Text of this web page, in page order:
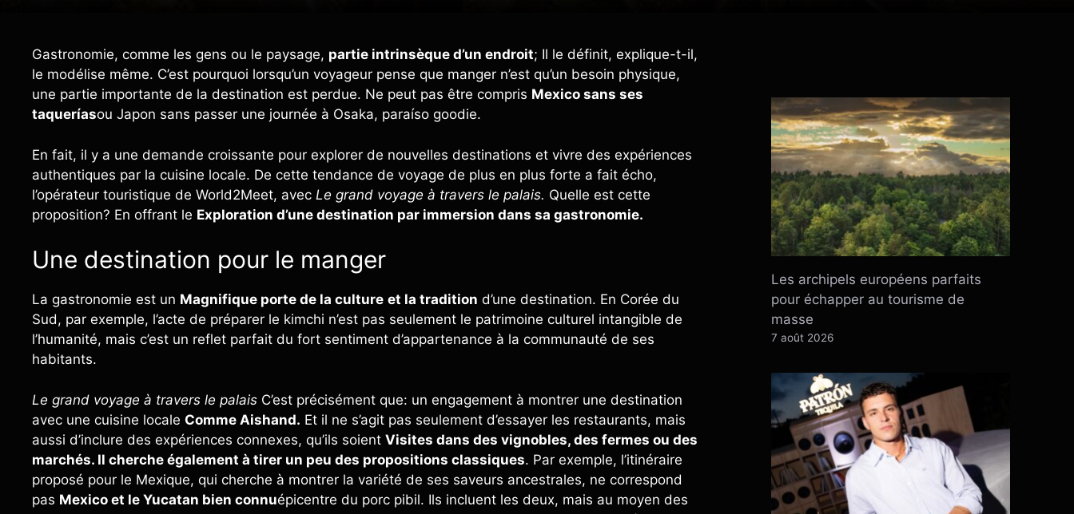
Gastronomie, comme les gens ou le paysage, partie intrinsèque d’un endroit; Il le définit, explique-t-il,
le modélise même. C’est pourquoi lorsqu’un voyageur pense que manger n’est qu’un besoin physique,
une partie importante de la destination est perdue. Ne peut pas être compris Mexico sans ses
taqueríasou Japon sans passer une journée à Osaka, paraíso goodie.
En fait, il y a une demande croissante pour explorer de nouvelles destinations et vivre des expériences
authentiques par la cuisine locale. De cette tendance de voyage de plus en plus forte a fait écho,
l’opérateur touristique de World2Meet, avec Le grand voyage à travers le palais. Quelle est cette
proposition? En offrant le Exploration d’une destination par immersion dans sa gastronomie.
Une destination pour le manger
La gastronomie est un Magnifique porte de la culture et la tradition d’une destination. En Corée du
Sud, par exemple, l’acte de préparer le kimchi n’est pas seulement le patrimoine culturel intangible de
l’humanité, mais c’est un reflet parfait du fort sentiment d’appartenance à la communauté de ses
habitants.
Le grand voyage à travers le palais C’est précisément que: un engagement à montrer une destination
avec une cuisine locale Comme Aishand. Et il ne s’agit pas seulement d’essayer les restaurants, mais
aussi d’inclure des expériences connexes, qu’ils soient Visites dans des vignobles, des fermes ou des
marchés. Il cherche également à tirer un peu des propositions classiques. Par exemple, l’itinéraire
proposé pour le Mexique, qui cherche à montrer la variété de ses saveurs ancestrales, ne correspond
pas Mexico et le Yucatan bien connuépicentre du porc pibil. Ils incluent les deux, mais au moyen des
Les archipels européens parfaits
pour échapper au tourisme de
masse
7 août 2026